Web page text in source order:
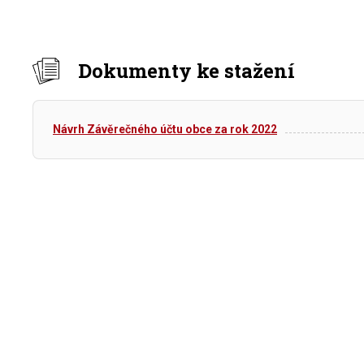
Dokumenty ke stažení
Návrh Závěrečného účtu obce za rok 2022